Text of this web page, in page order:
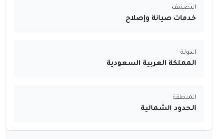
التصنيف
خدمات صيانة وإصلاح
الدولة
المملكة العربية السعودية
المنطقة
الحدود الشمالية